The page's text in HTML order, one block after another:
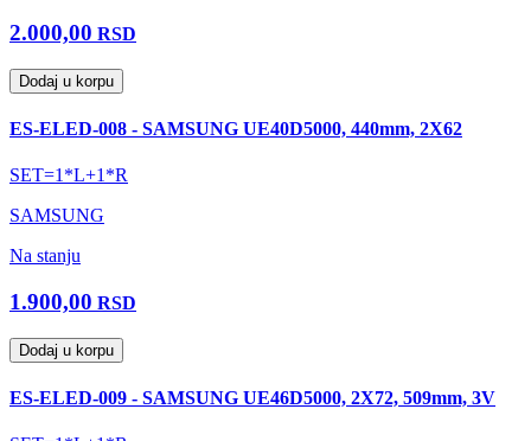
2.000,00 RSD
Dodaj u korpu
ES-ELED-008 - SAMSUNG UE40D5000, 440mm, 2X62
SET=1*L+1*R
SAMSUNG
Na stanju
1.900,00 RSD
Dodaj u korpu
ES-ELED-009 - SAMSUNG UE46D5000, 2X72, 509mm, 3V